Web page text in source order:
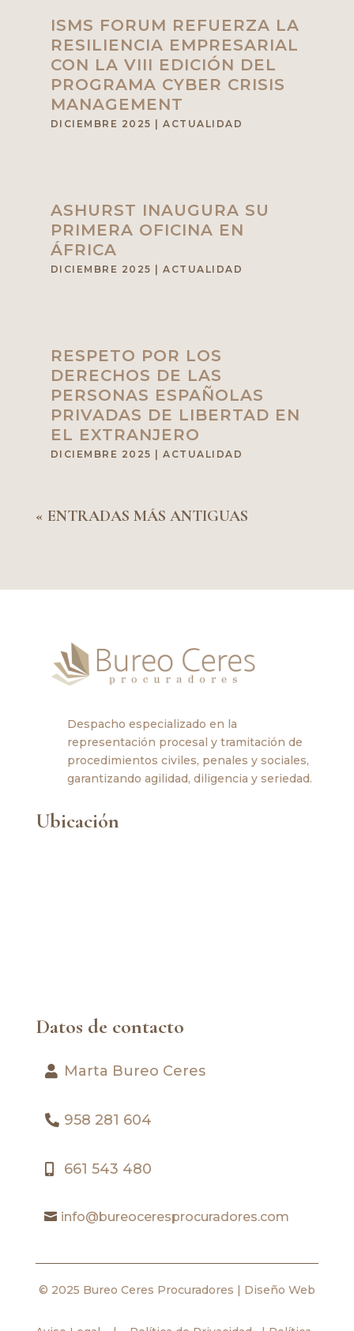
ISMS FORUM REFUERZA LA
RESILIENCIA EMPRESARIAL
CON LA VIII EDICIÓN DEL
PROGRAMA CYBER CRISIS
MANAGEMENT
DICIEMBRE 2025 |ACTUALIDAD
ASHURST INAUGURA SU
PRIMERA OFICINA EN
ÁFRICA
DICIEMBRE 2025 |ACTUALIDAD
RESPETO POR LOS
DERECHOS DE LAS
PERSONAS ESPAÑOLAS
PRIVADAS DE LIBERTAD EN
EL EXTRANJERO
DICIEMBRE 2025 |ACTUALIDAD
« ENTRADAS MÁS ANTIGUAS
Despacho especializado en la
representación procesal y tramitación de
procedimientos civiles, penales y sociales,
garantizando agilidad, diligencia y seriedad.
Ubicación
Datos de contacto
Marta Bureo Ceres
958 281 604
661 543 480
info@bureoceresprocuradores.com
© 2025 Bureo Ceres Procuradores | Diseño Web